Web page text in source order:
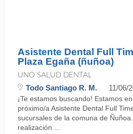
Asistente Dental Full
Plaza Egaña (ñuñoa)
UNO SALUD DENTAL
Todo Santiago R. M. 11/06/
¡Te estamos buscando! Estamos
próximo/a Asistente Dental Full
sucursales de la comuna de
realización ...